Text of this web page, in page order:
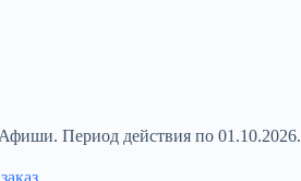
Период действия по 01.10.2026.